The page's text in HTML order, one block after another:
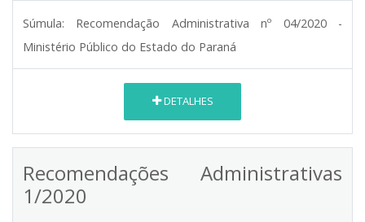
Súmula:
Recomendação Administrativa nº 04/2020 -
Ministério Público do Estado do Paraná
DETALHES
Recomendações Administrativas
1/2020